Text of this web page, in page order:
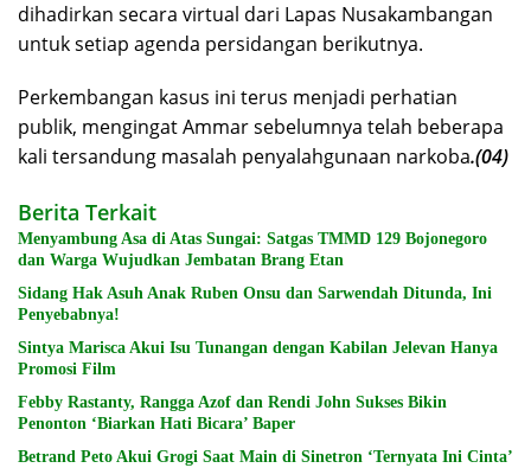
dihadirkan secara virtual dari Lapas Nusakambangan
untuk setiap agenda persidangan berikutnya.
Perkembangan kasus ini terus menjadi perhatian
publik, mengingat Ammar sebelumnya telah beberapa
kali tersandung masalah penyalahgunaan narkoba.(04)
Berita Terkait
Menyambung Asa di Atas Sungai: Satgas TMMD 129 Bojonegoro
dan Warga Wujudkan Jembatan Brang Etan
Sidang Hak Asuh Anak Ruben Onsu dan Sarwendah Ditunda, Ini
Penyebabnya!
Sintya Marisca Akui Isu Tunangan dengan Kabilan Jelevan Hanya
Promosi Film
Febby Rastanty, Rangga Azof dan Rendi John Sukses Bikin
Penonton ‘Biarkan Hati Bicara’ Baper
Betrand Peto Akui Grogi Saat Main di Sinetron ‘Ternyata Ini Cinta’